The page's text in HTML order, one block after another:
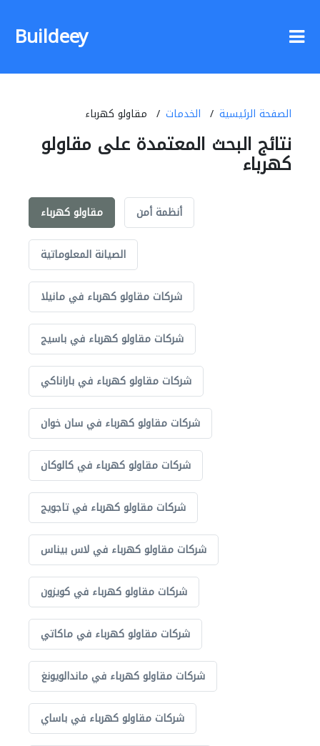
Buildeey
الصفحة الرئيسية الخدمات مقاولو كهرباء
نتائج البحث المعتمدة على مقاولو
كهرباء
مقاولو كهرباء أنظمة أمن
الصيانة المعلوماتية
شركات مقاولو كهرباء في مانيلا
شركات مقاولو كهرباء في باسيج
شركات مقاولو كهرباء في باراناكي
شركات مقاولو كهرباء في سان خوان
شركات مقاولو كهرباء في كالوكان
شركات مقاولو كهرباء في تاجويج
شركات مقاولو كهرباء في لاس بيناس
شركات مقاولو كهرباء في كويزون
شركات مقاولو كهرباء في ماكاتي
شركات مقاولو كهرباء في ماندالويونغ
شركات مقاولو كهرباء في باساي